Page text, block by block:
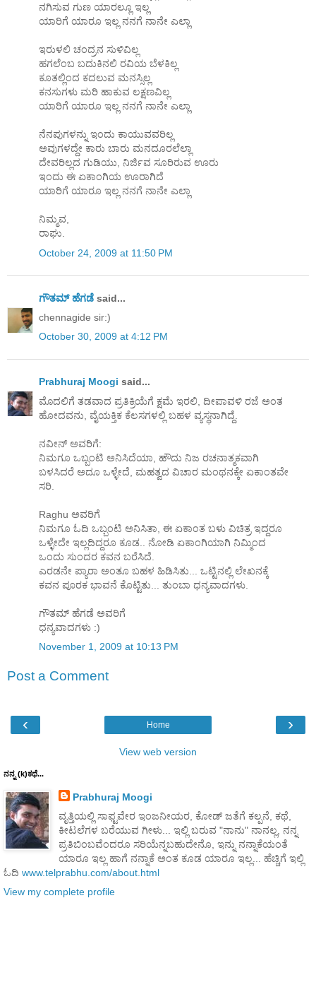
ನಗಿಸುವ ಗುಣ ಯಾರಲ್ಲೂ ಇಲ್ಲ
ಯಾರಿಗೆ ಯಾರೂ ಇಲ್ಲ ನನಗೆ ನಾನೇ ಎಲ್ಲಾ
ಇರುಳಲಿ ಚಂದ್ರನ ಸುಳಿವಿಲ್ಲ
ಹಗಲೆಂಬ ಬದುಕಿನಲಿ ರವಿಯ ಬೆಳಕಿಲ್ಲ
ಕೂತಲ್ಲಿಂದ ಕದಲುವ ಮನಸ್ಸಿಲ್ಲ
ಕನಸುಗಳು ಮರಿ ಹಾಕುವ ಲಕ್ಷಣವಿಲ್ಲ
ಯಾರಿಗೆ ಯಾರೂ ಇಲ್ಲ ನನಗೆ ನಾನೇ ಎಲ್ಲಾ
ನೆನಪುಗಳನ್ನು ಇಂದು ಕಾಯುವವರಿಲ್ಲ
ಅವುಗಳದ್ದೇ ಕಾರು ಬಾರು ಮನದೂರಲೆಲ್ಲಾ
ದೇವರಿಲ್ಲದ ಗುಡಿಯು, ನಿರ್ಜಿವ ಸೂರಿರುವ ಊರು
ಇಂದು ಈ ಏಕಾಂಗಿಯ ಊರಾಗಿದೆ
ಯಾರಿಗೆ ಯಾರೂ ಇಲ್ಲ ನನಗೆ ನಾನೇ ಎಲ್ಲಾ
ನಿಮ್ಮವ,
ರಾಘು.
October 24, 2009 at 11:50 PM
ಗೌತಮ್ ಹೆಗಡೆ said...
chennagide sir:)
October 30, 2009 at 4:12 PM
Prabhuraj Moogi said...
ಮೊದಲಿಗೆ ತಡವಾದ ಪ್ರತಿಕ್ರಿಯೆಗೆ ಕ್ಷಮೆ ಇರಲಿ, ದೀಪಾವಳಿ ರಜೆ ಅಂತ
ಹೋದವನು, ವೈಯಕ್ತಿಕ ಕೆಲಸಗಳಲ್ಲಿ ಬಹಳ ವ್ಯಸ್ಥನಾಗಿದ್ದೆ.
ನವೀನ್ ಅವರಿಗೆ:
ನಿಮಗೂ ಒಬ್ಬಂಟಿ ಅನಿಸಿದೆಯಾ, ಹೌದು ನಿಜ ರಚನಾತ್ಮಕವಾಗಿ
ಬಳಸಿದರೆ ಅದೂ ಒಳ್ಳೇದೆ, ಮಹತ್ವದ ವಿಚಾರ ಮಂಥನಕ್ಕೇ ಏಕಾಂತವೇ
ಸರಿ.
Raghu ಅವರಿಗೆ
ನಿಮಗೂ ಓದಿ ಒಬ್ಬಂಟಿ ಅನಿಸಿತಾ, ಈ ಏಕಾಂತ ಬಳು ವಿಚಿತ್ರ ಇದ್ದರೂ
ಒಳ್ಳೇದೇ ಇಲ್ಲದಿದ್ದರೂ ಕೂಡ.. ನೋಡಿ ಏಕಾಂಗಿಯಾಗಿ ನಿಮ್ಮಿಂದ
ಒಂದು ಸುಂದರ ಕವನ ಬರೆಸಿದೆ.
ಎರಡನೇ ಪ್ಯಾರಾ ಅಂತೂ ಬಹಳ ಹಿಡಿಸಿತು... ಒಟ್ಟಿನಲ್ಲಿ ಲೇಖನಕ್ಕೆ
ಕವನ ಪೂರಕ ಭಾವನೆ ಕೊಟ್ಟಿತು... ತುಂಬಾ ಧನ್ಯವಾದಗಳು.
ಗೌತಮ್ ಹೆಗಡೆ ಅವರಿಗೆ
ಧನ್ಯವಾದಗಳು :)
November 1, 2009 at 10:13 PM
Post a Comment
‹ ›
Home
View web version
ನನ್ನ (k)ಕಥೆ...
Prabhuraj Moogi
ವೃತ್ತಿಯಲ್ಲಿ ಸಾಫ್ಟವೇರ ಇಂಜನೀಯರ, ಕೋಡ್ ಜತೆಗೆ ಕಲ್ಪನೆ, ಕಥೆ,
ಕೀಟಲೆಗಳ ಬರೆಯುವ ಗೀಳು... ಇಲ್ಲಿ ಬರುವ "ನಾನು" ನಾನಲ್ಲ, ನನ್ನ
ಪ್ರತಿಬಿಂಬವೆಂದರೂ ಸರಿಯೆನ್ನಬಹುದೇನೊ, ಇನ್ನು ನನ್ನಾಕೆಯಂತೆ
ಯಾರೂ ಇಲ್ಲ ಹಾಗೆ ನನ್ನಾಕೆ ಅಂತ ಕೂಡ ಯಾರೂ ಇಲ್ಲ... ಹೆಚ್ಚಿಗೆ ಇಲ್ಲಿ
ಓದಿ www.telprabhu.com/about.html
View my complete profile